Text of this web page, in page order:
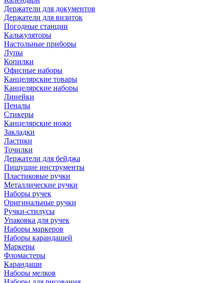
Держатели для документов
Держатели для визиток
Погодные станции
Калькуляторы
Настольные приборы
Лупы
Копилки
Офисные наборы
Канцелярские товары
Канцелярские наборы
Линейки
Пеналы
Стикеры
Канцелярские ножи
Закладки
Ластики
Точилки
Держатели для бейджа
Пишущие инструменты
Пластиковые ручки
Металлические ручки
Наборы ручек
Оригинальные ручки
Ручки-стилусы
Упаковка для ручек
Наборы маркеров
Наборы карандашей
Маркеры
Фломастеры
Карандаши
Наборы мелков